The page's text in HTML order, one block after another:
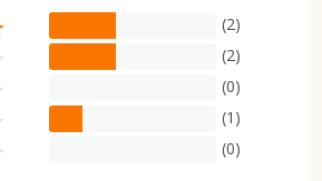
(2)
(2)
(0)
(1)
(0)